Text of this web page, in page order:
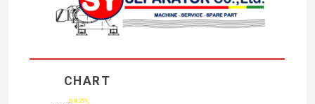
CHART
D 0.25%